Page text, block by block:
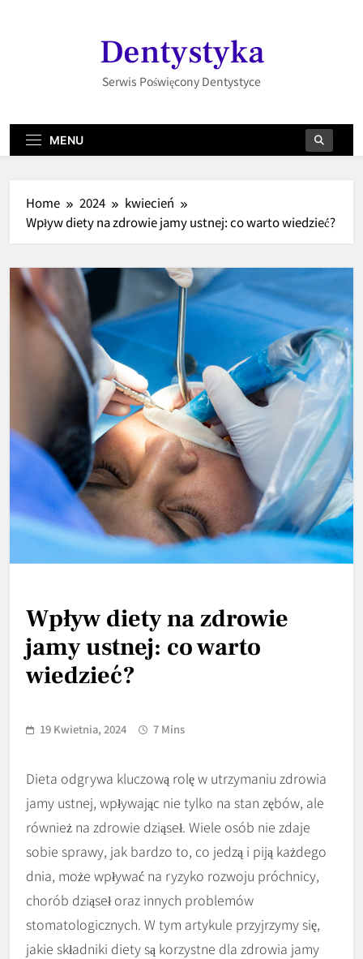
Dentystyka
Serwis Poświęcony Dentystyce
MENU
Home 2024
kwiecień
Wpływ diety na zdrowie jamy ustnej: co warto wiedzieć?
Wpływ diety na zdrowie
jamy ustnej: co warto
wiedzieć?
19 Kwietnia, 2024 7 Mins
Dieta odgrywa kluczową rolę w utrzymaniu zdrowia
jamy ustnej, wpływając nie tylko na stan zębów, ale
również na zdrowie dziąseł. Wiele osób nie zdaje
sobie sprawy, jak bardzo to, co jedzą i piją każdego
dnia, może wpływać na ryzyko rozwoju próchnicy,
chorób dziąseł oraz innych problemów
stomatologicznych. W tym artykule przyjrzymy się,
jakie składniki diety są korzystne dla zdrowia jamy